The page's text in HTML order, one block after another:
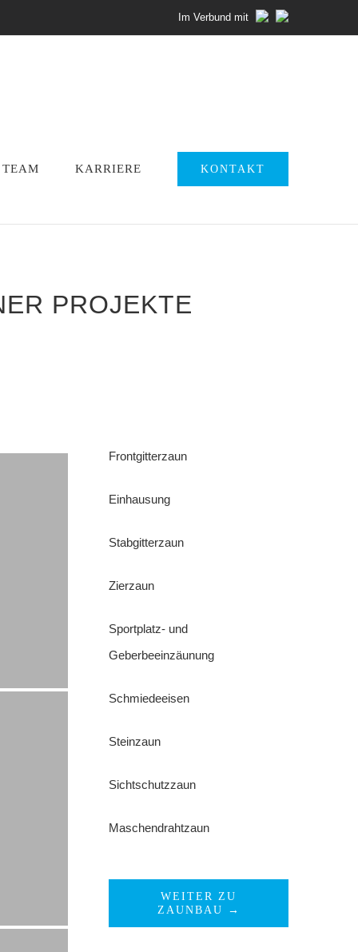
Im Verbund mit
TEAM KARRIERE KONTAKT
PROJEKTE
Frontgitterzaun
Einhausung
Stabgitterzaun
Zierzaun
Sportplatz- und
Geberbeeinzäunung
Schmiedeeisen
Steinzaun
Sichtschutzzaun
Maschendrahtzaun
WEITER ZU
ZAUNBAU →